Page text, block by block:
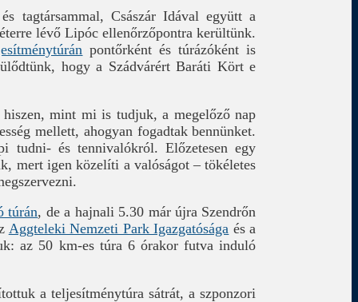
tagtársammal, Császár Idával együtt a
lévő Lipóc ellenőrzőpontra kerültünk.
pontőrként és túrázóként is
hogy a Szádvárért Baráti Kört e
mint mi is tudjuk, a megelőző nap
mellett, ahogyan fogadtak bennünket.
tudni- és tennivalókról. Előzetesen egy
mert igen közelíti a valóságot – tökéletes
túrán, de a hajnali 5.30 már újra Szendrőn
Aggteleki Nemzeti Park Igazgatósága és a
az 50 km-es túra 6 órakor futva induló
a teljesítménytúra sátrát, a szponzori